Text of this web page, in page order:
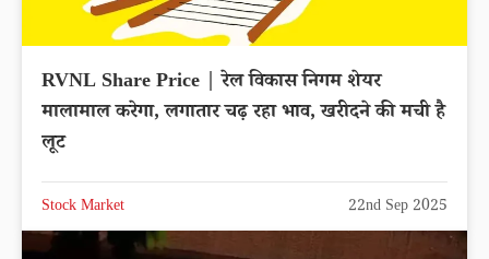
RVNL Share Price | रेल विकास निगम शेयर
मालामाल करेगा, लगातार चढ़ रहा भाव, खरीदने की मची है
लूट
Stock Market 22nd Sep 2025